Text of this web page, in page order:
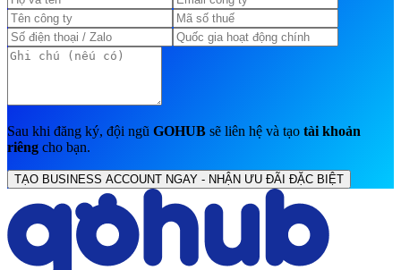
Sau khi đăng ký, đội ngũ GOHUB sẽ liên hệ và tạo tài khoản
riêng cho bạn.
TẠO BUSINESS ACCOUNT NGAY - NHẬN ƯU ĐÃI ĐẶC BIỆT